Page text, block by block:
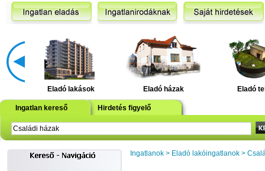
Eladó lakások Eladó házak Eladó
Ingatlan kereső Hirdetés figyelő
Ingatlanok > Eladó lakóingatlanok >